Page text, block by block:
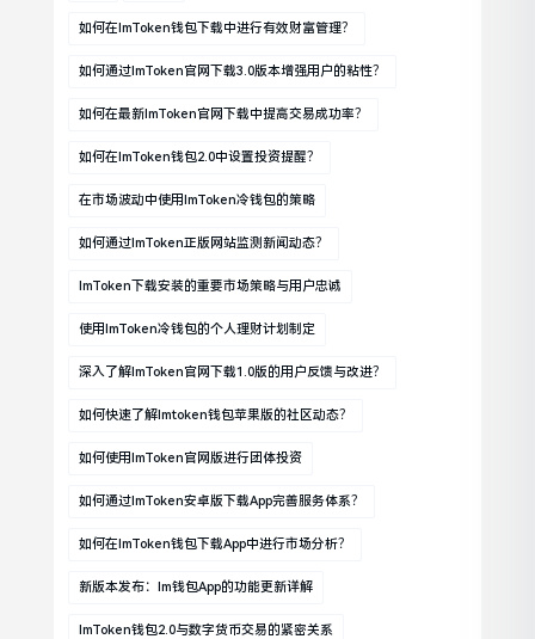
如何在imToken钱包下载中进行有效财富管理？
如何通过imToken官网下载3.0版本增强用户的粘性？
如何在最新imToken官网下载中提高交易成功率？
如何在imToken钱包2.0中设置投资提醒？
在市场波动中使用imToken冷钱包的策略
如何通过imToken正版网站监测新闻动态？
ImToken下载安装的重要市场策略与用户忠诚
使用imToken冷钱包的个人理财计划制定
深入了解imToken官网下载1.0版的用户反馈与改进？
如何快速了解imtoken钱包苹果版的社区动态？
如何使用imToken官网版进行团体投资
如何通过imToken安卓版下载app完善服务体系？
如何在imToken钱包下载app中进行市场分析？
新版本发布：im钱包App的功能更新详解
ImToken钱包2.0与数字货币交易的紧密关系